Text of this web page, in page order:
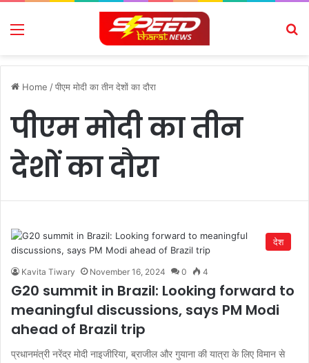
Menu
Home /पीएम मोदी का तीन देशों का दौरा
पीएम मोदी का तीन
देशों का दौरा
देश
Kavita Tiwary November 16, 2024 0 4
G20 summit in Brazil: Looking forward to
meaningful discussions, says PM Modi
ahead of Brazil trip
प्रधानमंत्री नरेंद्र मोदी नाइजीरिया, ब्राजील और गुयाना की यात्रा के लिए विमान से